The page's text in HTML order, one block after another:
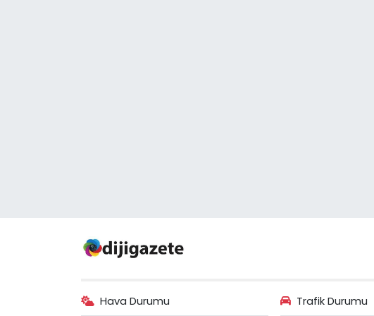
Hava Durumu Trafik Durumu